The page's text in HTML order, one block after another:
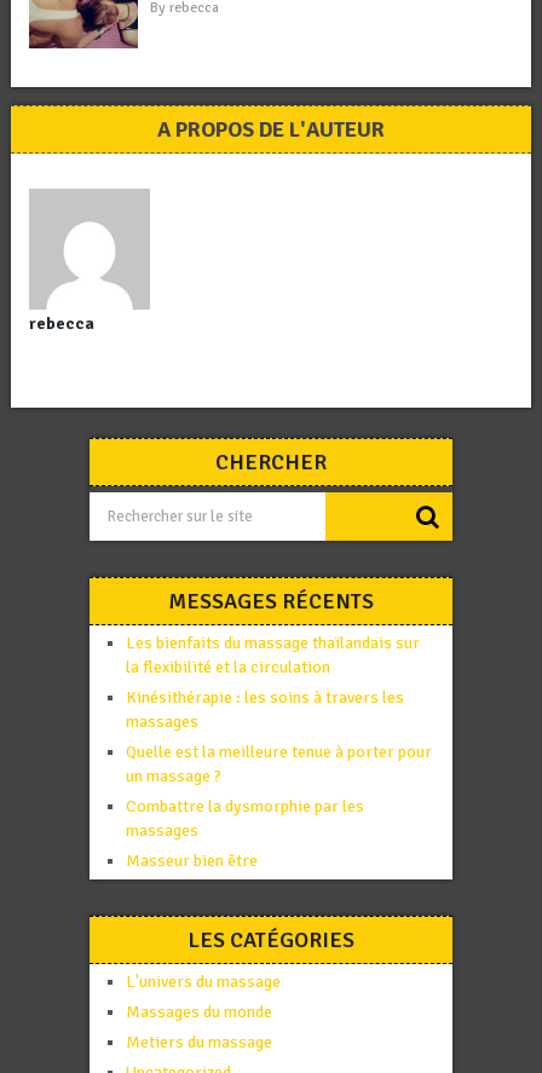
By rebecca
A PROPOS DE L'AUTEUR
rebecca
CHERCHER
MESSAGES RÉCENTS
Les bienfaits du massage thaïlandais sur
la flexibilité et la circulation
Kinésithérapie : les soins à travers les
massages
Quelle est la meilleure tenue à porter pour
un massage ?
Combattre la dysmorphie par les
massages
Masseur bien être
LES CATÉGORIES
L'univers du massage
Massages du monde
Metiers du massage